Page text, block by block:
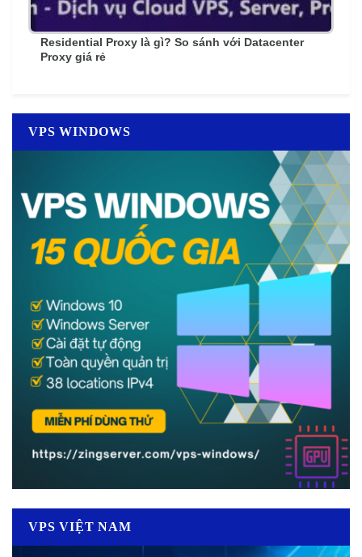
Residential Proxy là gì? So sánh với Datacenter
Proxy giá rẻ
VPS WINDOWS
VPS VIỆT NAM